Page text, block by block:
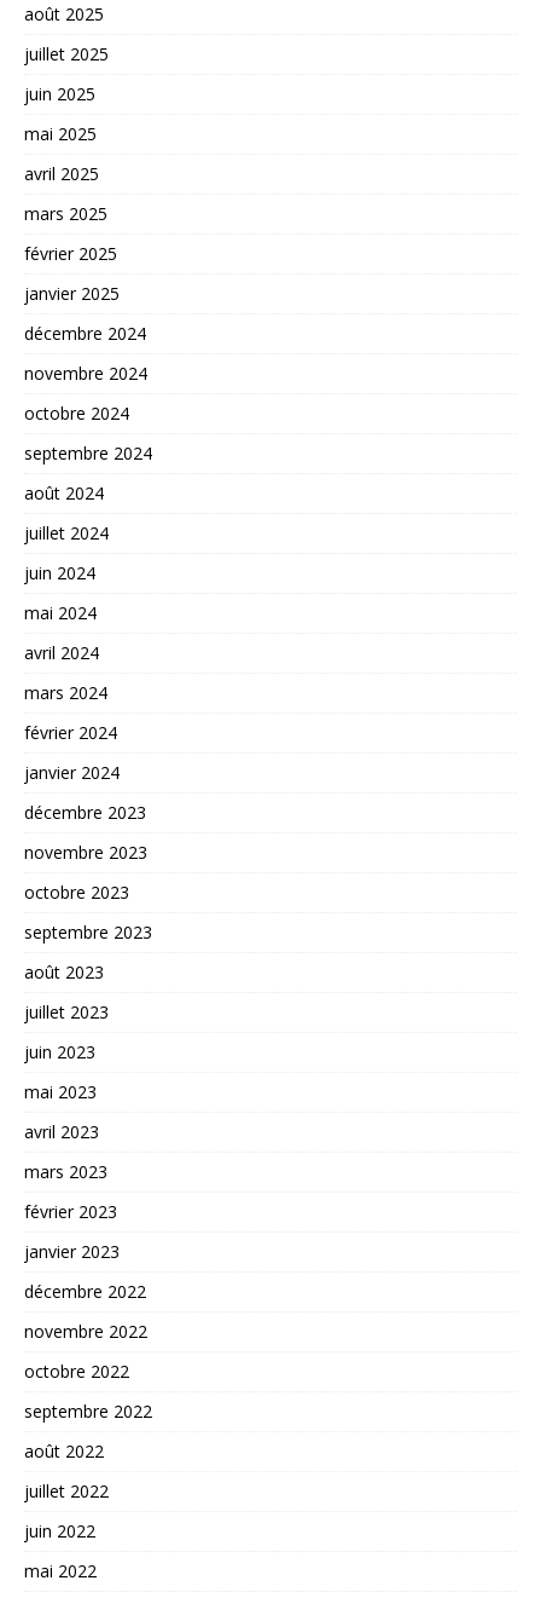
août 2025
juillet 2025
juin 2025
mai 2025
avril 2025
mars 2025
février 2025
janvier 2025
décembre 2024
novembre 2024
octobre 2024
septembre 2024
août 2024
juillet 2024
juin 2024
mai 2024
avril 2024
mars 2024
février 2024
janvier 2024
décembre 2023
novembre 2023
octobre 2023
septembre 2023
août 2023
juillet 2023
juin 2023
mai 2023
avril 2023
mars 2023
février 2023
janvier 2023
décembre 2022
novembre 2022
octobre 2022
septembre 2022
août 2022
juillet 2022
juin 2022
mai 2022